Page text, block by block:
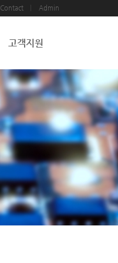
Contact Admin
고객지원